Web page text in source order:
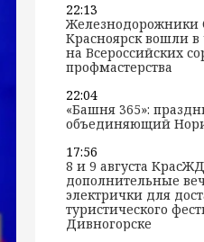
22:13
Железнодорожники
Красноярск вошли
на Всероссийских
профмастерства
22:04
«Башня 365»:
объединяющий
17:56
8 и 9 августа
дополнительные
электрички для
туристического
Дивногорске